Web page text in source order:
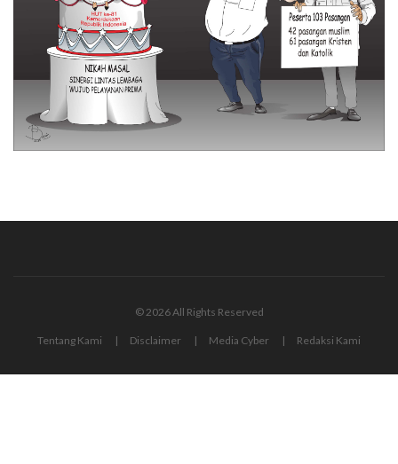
© 2026 All Rights Reserved
Tentang Kami Disclaimer Media Cyber Redaksi Kami